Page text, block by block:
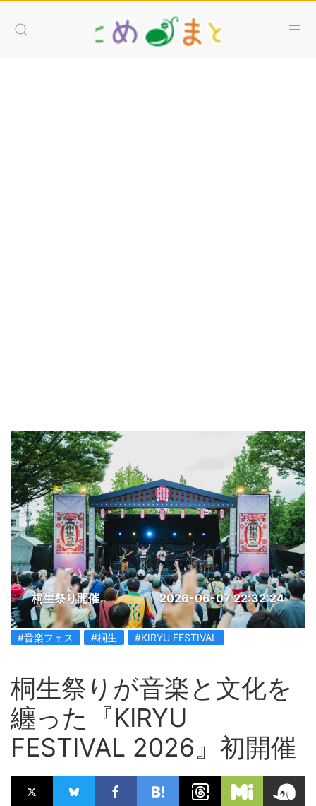
桐生祭り開催 2026-06-07 22:32:24
#音楽フェス #桐生 #KIRYU FESTIVAL
桐生祭りが音楽と文化を
纏った『KIRYU
FESTIVAL 2026』初開催